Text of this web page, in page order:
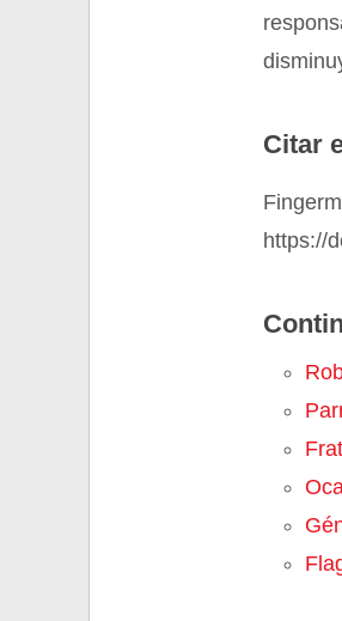
Citar
https://